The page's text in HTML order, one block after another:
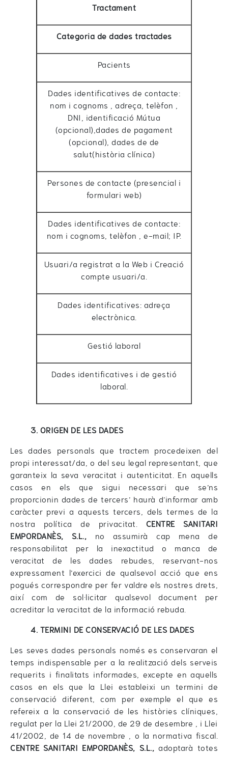
Tractament
Categoria de dades tractades
Pacients
Dades identificatives de contacte:
nom i cognoms , adreça, telèfon ,
DNI, identificació Mútua
(opcional),dades de pagament
(opcional), dades de de
salut(història clínica)
Persones de contacte (presencial i
formulari web)
Dades identificatives de contacte:
nom i cognoms, telèfon , e-mail; IP.
Usuari/a registrat a la Web i Creació
compte usuari/a.
Dades identificatives: adreça
electrònica.
Gestió laboral
Dades identificatives i de gestió
laboral.
3. ORIGEN DE LES DADES
Les dades personals que tractem procedeixen del
propi interessat/da, o del seu legal representant, que
garanteix la seva veracitat i autenticitat. En aquells
casos en els que sigui necessari que se’ns
proporcionin dades de tercers’ haurà d’informar amb
caràcter previ a aquests tercers, dels termes de la
nostra política de privacitat. CENTRE SANITARI
EMPORDANÈS, S.L., no assumirà cap mena de
responsabilitat per la inexactitud o manca de
veracitat de les dades rebudes, reservant-nos
expressament l’exercici de qualsevol acció que ens
pogués correspondre per fer valdre els nostres drets,
així com de sol·licitar qualsevol document per
acreditar la veracitat de la informació rebuda.
4. TERMINI DE CONSERVACIÓ DE LES DADES
Les seves dades personals només es conservaran el
temps indispensable per a la realització dels serveis
requerits i finalitats informades, excepte en aquells
casos en els que la Llei estableixi un termini de
conservació diferent, com per exemple el que es
refereix a la conservació de les històries clíniques,
regulat per la Llei 21/2000, de 29 de desembre , i Llei
41/2002, de 14 de novembre , o la normativa fiscal.
CENTRE SANITARI EMPORDANÈS, S.L., adoptarà totes